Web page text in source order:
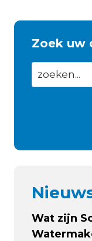
Zoek uw
Wat zijn